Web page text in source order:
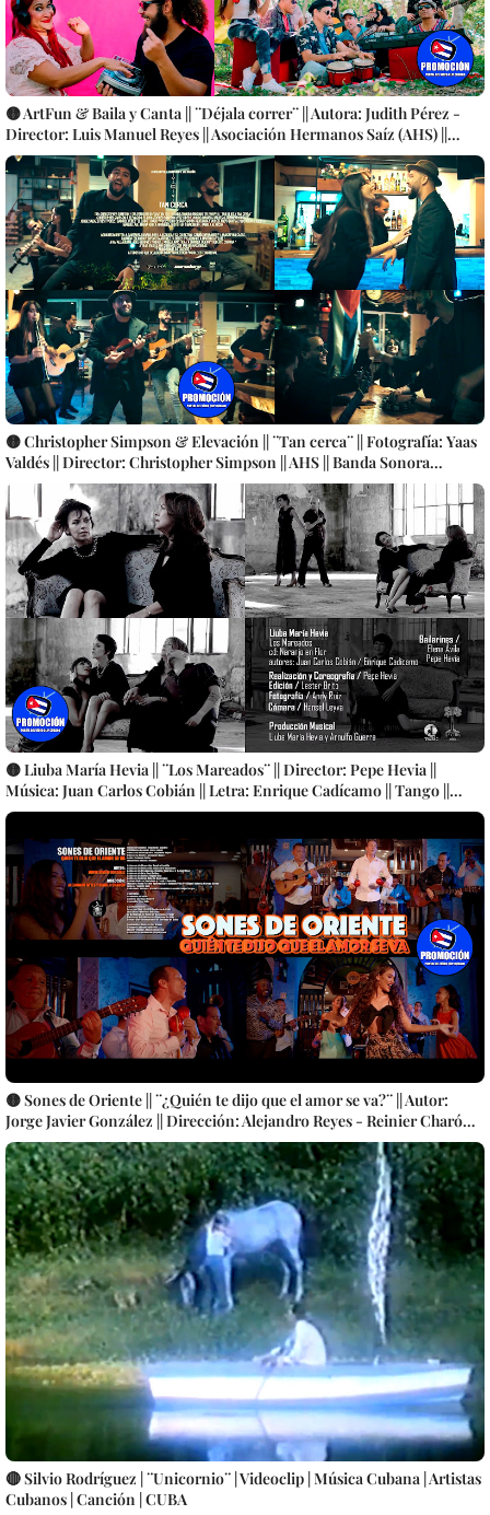
🟡 ArtFun & Baila y Canta || ¨Déjala correr¨ || Autora: Judith Pérez -
Director: Luis Manuel Reyes || Asociación Hermanos Saíz (AHS) ||
Música electrónica cubana || Videoclip || CUBA
🟡 Christopher Simpson & Elevación || ¨Tan cerca¨ || Fotografía: Yaas
Valdés || Director: Christopher Simpson || AHS || Banda Sonora
Telenovela ¨Tan Lejos y Tan Cerca¨ || Música cubana || Videoclip ||
CUBA
🟡 Liuba María Hevia || ¨Los Mareados¨ || Director: Pepe Hevia ||
Música: Juan Carlos Cobián || Letra: Enrique Cadícamo || Tango ||
Videoclip || CUBA
🟡 Sones de Oriente || ¨¿Quién te dijo que el amor se va?¨ || Autor:
Jorge Javier González || Dirección: Alejandro Reyes - Reinier Charón ||
Música popular tradicional bailable cubana || SON || Videoclip || CUBA
🔴 Silvio Rodríguez | ¨Unicornio¨ | Videoclip | Música Cubana | Artistas
Cubanos | Canción | CUBA